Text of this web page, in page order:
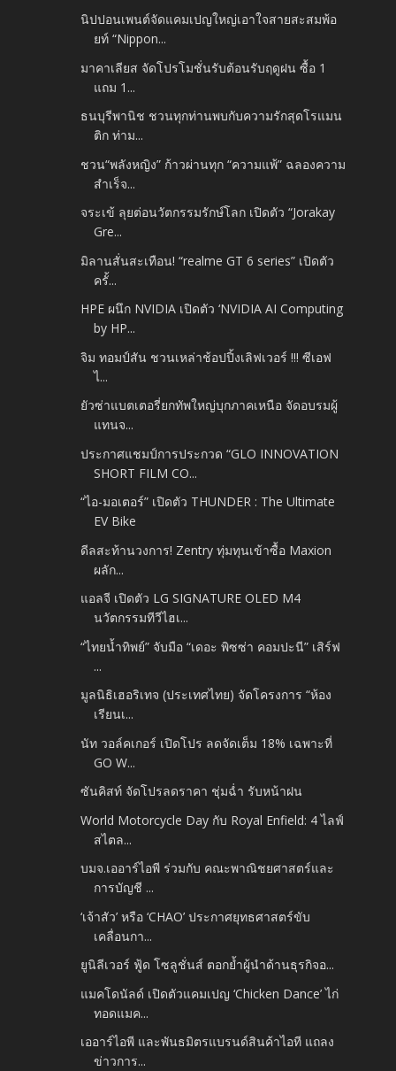
นิปปอนเพนต์จัดแคมเปญใหญ่เอาใจสายสะสมพ้อ
ยท์ “Nippon...
มาคาเลียส จัดโปรโมชั่นรับต้อนรับฤดูฝน ซื้อ 1
แถม 1...
ธนบุรีพานิช ชวนทุกท่านพบกับความรักสุดโรแมน
ติก ท่าม...
ชวน“พลังหญิง” ก้าวผ่านทุก “ความแพ้” ฉลองความ
สำเร็จ...
จระเข้ ลุยต่อนวัตกรรมรักษ์โลก เปิดตัว “Jorakay
Gre...
มิลานสั่นสะเทือน! “realme GT 6 series” เปิดตัว
ครั้...
HPE ผนึก NVIDIA เปิดตัว ‘NVIDIA AI Computing
by HP...
จิม ทอมป์สัน ชวนเหล่าช้อปปิ้งเลิฟเวอร์ !!! ซีเอฟ
ไ...
ยัวซ่าแบตเตอรี่ยกทัพใหญ่บุกภาคเหนือ จัดอบรมผู้
แทนจ...
ประกาศแชมป์การประกวด “GLO INNOVATION
SHORT FILM CO...
“ไอ-มอเตอร์” เปิดตัว THUNDER : The Ultimate
EV Bike
ดีลสะท้านวงการ! Zentry ทุ่มทุนเข้าซื้อ Maxion
ผลัก...
แอลจี เปิดตัว LG SIGNATURE OLED M4
นวัตกรรมทีวีไฮเ...
“ไทยน้ำทิพย์” จับมือ “เดอะ พิซซ่า คอมปะนี” เสิร์ฟ
...
มูลนิธิเฮอริเทจ (ประเทศไทย) จัดโครงการ “ห้อง
เรียนเ...
นัท วอล์คเกอร์ เปิดโปร ลดจัดเต็ม 18% เฉพาะที่
GO W...
ซันคิสท์ จัดโปรลดราคา ชุ่มฉ่ำ รับหน้าฝน
World Motorcycle Day กับ Royal Enfield: 4 ไลฟ์
สไตล...
บมจ.เออาร์ไอพี ร่วมกับ คณะพาณิชยศาสตร์และ
การบัญชี ...
‘เจ้าสัว’ หรือ ‘CHAO’ ประกาศยุทธศาสตร์ขับ
เคลื่อนกา...
ยูนิลีเวอร์ ฟู้ด โซลูชั่นส์ ตอกย้ำผู้นำด้านธุรกิจอ...
แมคโดนัลด์ เปิดตัวแคมเปญ ‘Chicken Dance’ ไก่
ทอดแมค...
เออาร์ไอพี และพันธมิตรแบรนด์สินค้าไอที แถลง
ข่าวการ...